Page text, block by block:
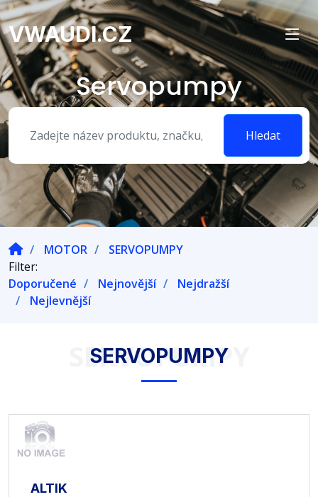
VWAUDI.CZ
Servopumpy
Hledat
MOTOR
SERVOPUMPY
Filter:
Doporučené
Nejnovější
Nejdražší
Nejlevnější
SERVOPUMPY
SERVOPUMPY
ALTIK